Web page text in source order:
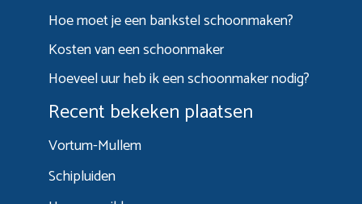
Hoe moet je een bankstel schoonmaken?
Kosten van een schoonmaker
Hoeveel uur heb ik een schoonmaker nodig?
Recent bekeken plaatsen
Vortum-Mullem
Schipluiden